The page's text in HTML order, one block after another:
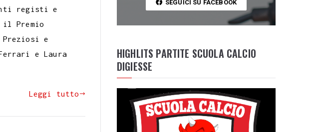
registi e
Premio
Preziosi e
e Laura
Leggi tutto
SEGUICI SU FACEBOOK
HIGHLITS PARTITE SCUOLA CALCIO
DIGIESSE